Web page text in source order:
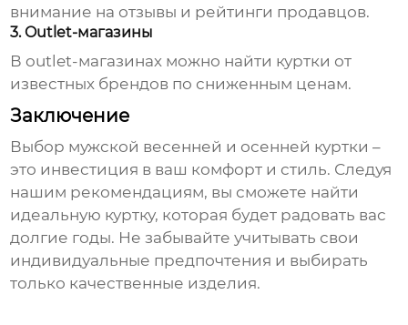
внимание на отзывы и рейтинги продавцов.
3. Outlet-магазины
В outlet-магазинах можно найти куртки от
известных брендов по сниженным ценам.
Заключение
Выбор мужской весенней и осенней куртки –
это инвестиция в ваш комфорт и стиль. Следуя
нашим рекомендациям, вы сможете найти
идеальную куртку, которая будет радовать вас
долгие годы. Не забывайте учитывать свои
индивидуальные предпочтения и выбирать
только качественные изделия.